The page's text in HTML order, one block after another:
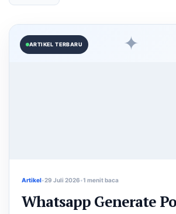
ARTIKEL TERBARU ✦
Artikel 29 Juli 2026 1 menit baca
Whatsapp Generate